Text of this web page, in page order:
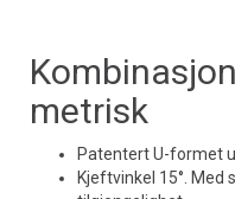
metrisk
Patentert U-formet
Kjeftvinkel 15°. Med